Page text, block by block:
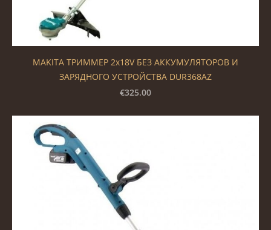
MAKITA ТРИММЕР 2x18V БЕЗ АККУМУЛЯТОРОВ И
ЗАРЯДНОГО УСТРОЙСТВА DUR368AZ
€325.00